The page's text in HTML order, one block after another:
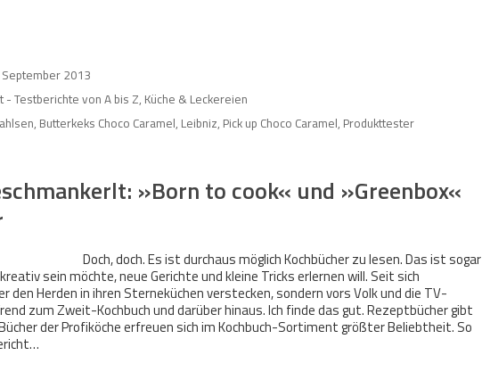
September 2013
- Testberichte von A bis Z, Küche & Leckereien
, Butterkeks Choco Caramel, Leibniz, Pick up Choco Caramel, Produkttester
»Born to cook« und »Greenbox«
Doch, doch. Es ist durchaus möglich Kochbücher zu lesen. Das ist sogar
sein möchte, neue Gerichte und kleine Tricks erlernen will. Seit sich
den Herden in ihren Sterneküchen verstecken, sondern vors Volk und die TV-
zum Zweit-Kochbuch und darüber hinaus. Ich finde das gut. Rezeptbücher gibt
der Profiköche erfreuen sich im Kochbuch-Sortiment größter Beliebtheit. So